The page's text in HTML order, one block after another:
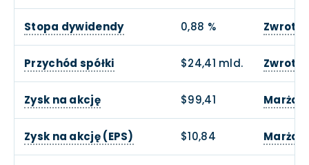
Stopa dywidendy 0,88 % Zwrot z
Przychód spółki $24,41 mld. Zwrotu
Zysk na akcję $99,41 Marża
Zysk na akcję (EPS) $10,84 Marża